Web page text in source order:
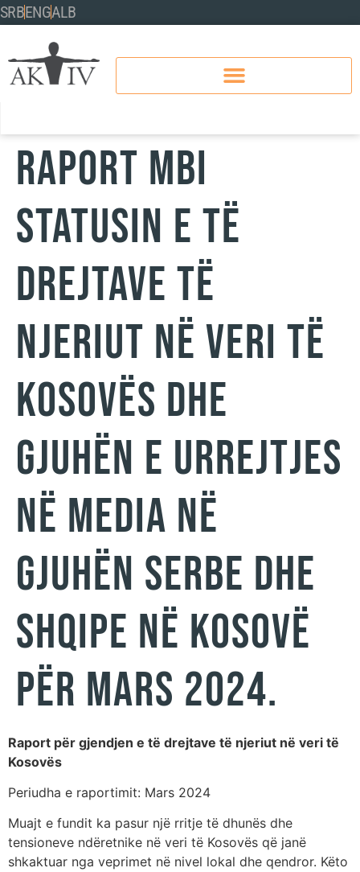
SRBENGALB
Raport mbi
statusin e të
drejtave të
njeriut në veri të
Kosovës dhe
gjuhën e urrejtjes
në media në
gjuhën serbe dhe
shqipe në Kosovë
për Mars 2024.
Raport për gjendjen e të drejtave të njeriut në veri të
Kosovës
Periudha e raportimit: Mars 2024
Muajt ​​e fundit ka pasur një rritje të dhunës dhe
tensioneve ndëretnike në veri të Kosovës që janë
shkaktuar nga veprimet në nivel lokal dhe qendror. Këto